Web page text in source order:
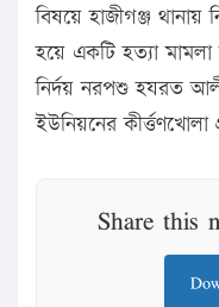
বিষয়ে হাজীগঞ্জ থানায়
হয়ে একটি হত্যা
নির্দয় নরপশু হযরত
ইউনিয়নের
Share this